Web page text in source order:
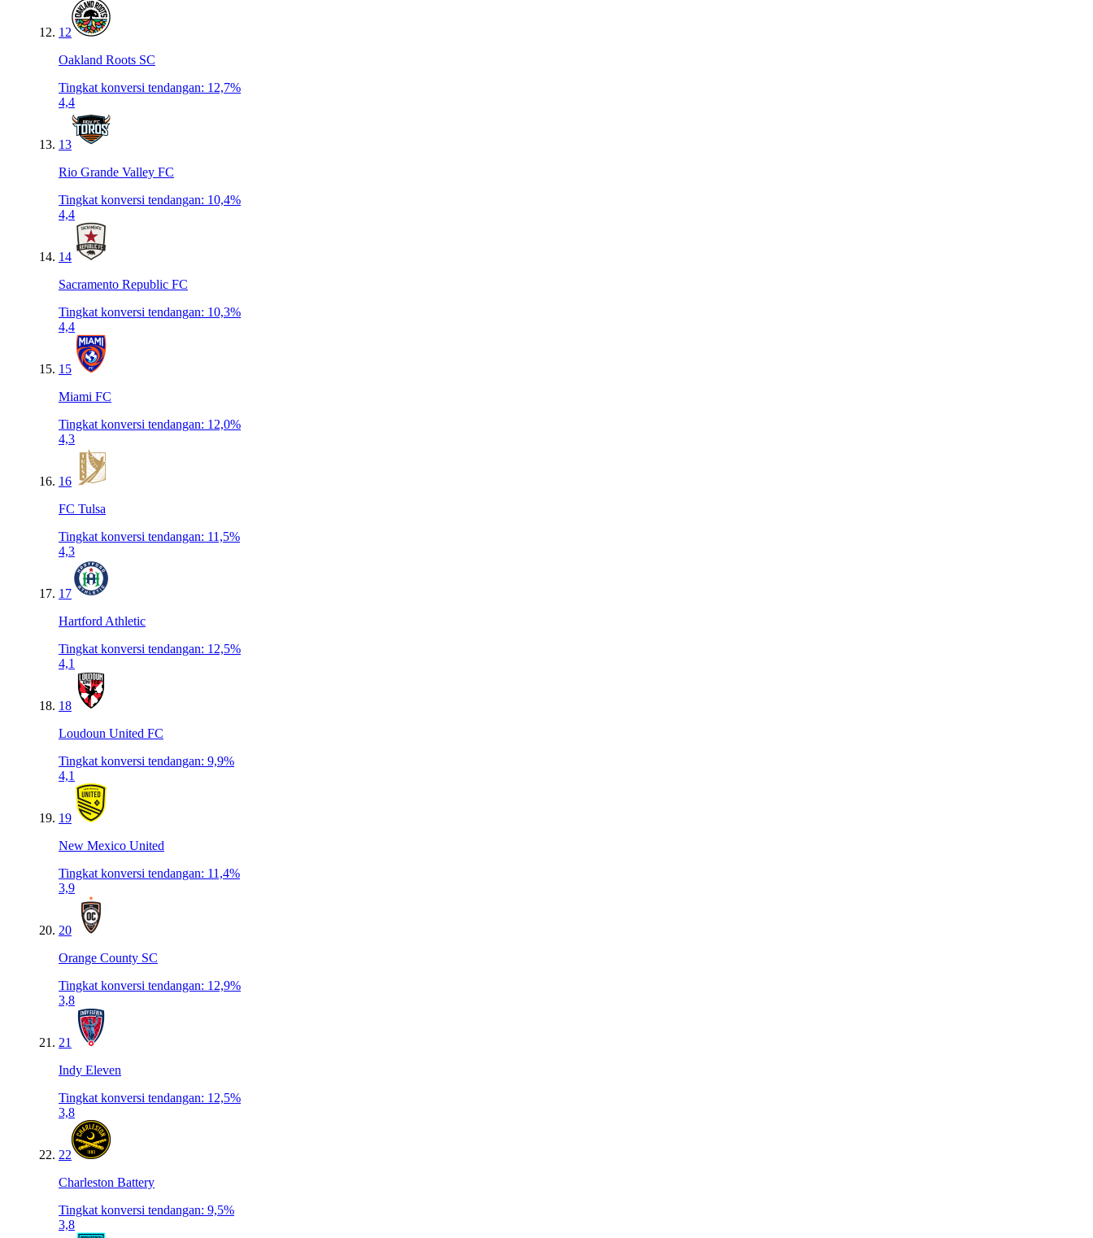
12
Oakland Roots SC
Tingkat konversi tendangan: 12,7%
4,4
13
Rio Grande Valley FC
Tingkat konversi tendangan: 10,4%
4,4
14
Sacramento Republic FC
Tingkat konversi tendangan: 10,3%
4,4
15
Miami FC
Tingkat konversi tendangan: 12,0%
4,3
16
FC Tulsa
Tingkat konversi tendangan: 11,5%
4,3
17
Hartford Athletic
Tingkat konversi tendangan: 12,5%
4,1
18
Loudoun United FC
Tingkat konversi tendangan: 9,9%
4,1
19
New Mexico United
Tingkat konversi tendangan: 11,4%
3,9
20
Orange County SC
Tingkat konversi tendangan: 12,9%
3,8
21
Indy Eleven
Tingkat konversi tendangan: 12,5%
3,8
22
Charleston Battery
Tingkat konversi tendangan: 9,5%
3,8